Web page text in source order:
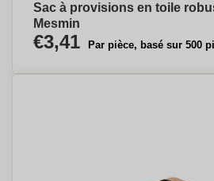
Sac à provisions en toile
Mesmin
€3,41 Par pièce, basé sur 500